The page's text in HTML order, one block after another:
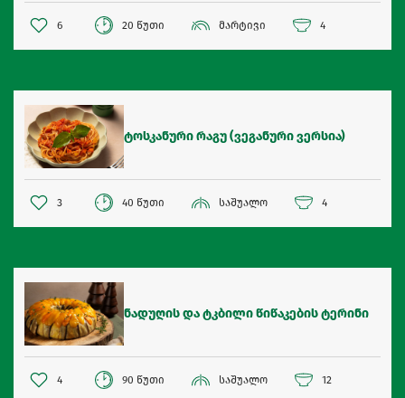
6 20 წუთი მარტივი 4
ტოსკანური რაგუ (ვეგანური ვერსია)
3 40 წუთი საშუალო 4
ნადუღის და ტკბილი წიწაკების ტერინი
4 90 წუთი საშუალო 12